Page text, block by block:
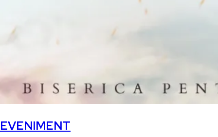
EVENIMENT